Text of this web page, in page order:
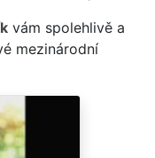
vám spolehlivě a
mezinárodní